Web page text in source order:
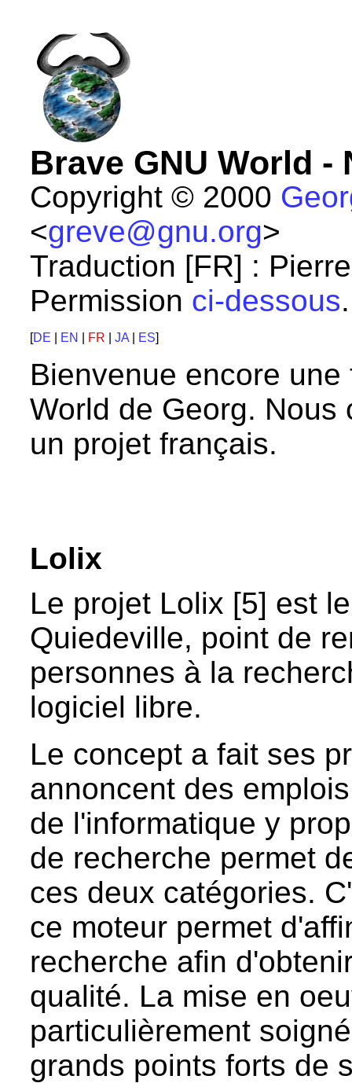
Brave GNU World -
Copyright © 2000
<greve@gnu.org>
Traduction [FR] :
Permission ci-dessous.
[DE EN FR JA| ES]
Bienvenue encore
World de Georg. Nous
un projet français.
Lolix
Le projet Lolix [5] est
Quiedeville, point de
personnes à la
logiciel libre.
Le concept a fait ses
annoncent des
de l'informatique y
de recherche permet
ces deux catégories.
ce moteur permet
recherche afin
qualité. La mise en
particulièrement
grands points forts de